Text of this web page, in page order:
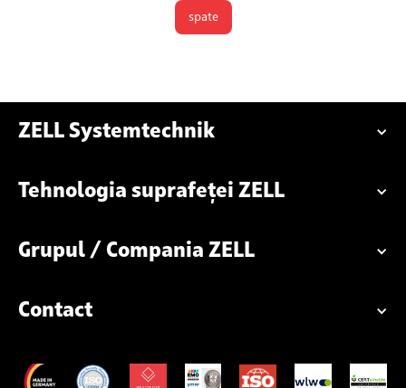
spate
ZELL Systemtechnik
Tehnologia suprafeței ZELL
Grupul / Compania ZELL
Contact